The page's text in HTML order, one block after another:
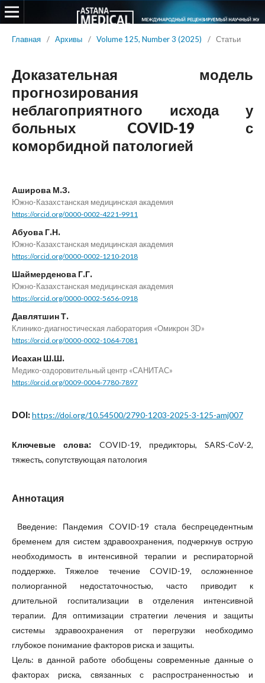
Главная / Архивы / Volume 125, Number 3 (2025) / Статьи
Доказательная модель
прогнозирования
неблагоприятного исхода у
больных COVID-19 с
коморбидной патологией
Аширова М.З.
Южно-Казахстанская медицинская академия
https://orcid.org/0000-0002-4221-9911
Абуова Г.Н.
Южно-Казахстанская медицинская академия
https://orcid.org/0000-0002-1210-2018
Шаймерденова Г.Г.
Южно-Казахстанская медицинская академия
https://orcid.org/0000-0002-5656-0918
Давлятшин Т.
Клинико-диагностическая лаборатория «Омикрон 3D»
https://orcid.org/0000-0002-1064-7081
Исахан Ш.Ш.
Медико-оздоровительный центр «САНИТАС»
https://orcid.org/0009-0004-7780-7897
DOI:https://doi.org/10.54500/2790-1203-2025-3-125-amj007
Ключевые слова: COVID-19, предикторы, SARS-CoV-2,
тяжесть, сопутствующая патология
Аннотация
Введение: Пандемия COVID-19 стала беспрецедентным
бременем для систем здравоохранения, подчеркнув острую
необходимость в интенсивной терапии и респираторной
поддержке. Тяжелое течение COVID-19, осложненное
полиорганной недостаточностью, часто приводит к
длительной госпитализации в отделения интенсивной
терапии. Для оптимизации стратегии лечения и защиты
системы здравоохранения от перегрузки необходимо
глубокое понимание факторов риска и защиты.
Цель: в данной работе обобщены современные данные о
факторах риска, связанных с распространенностью и